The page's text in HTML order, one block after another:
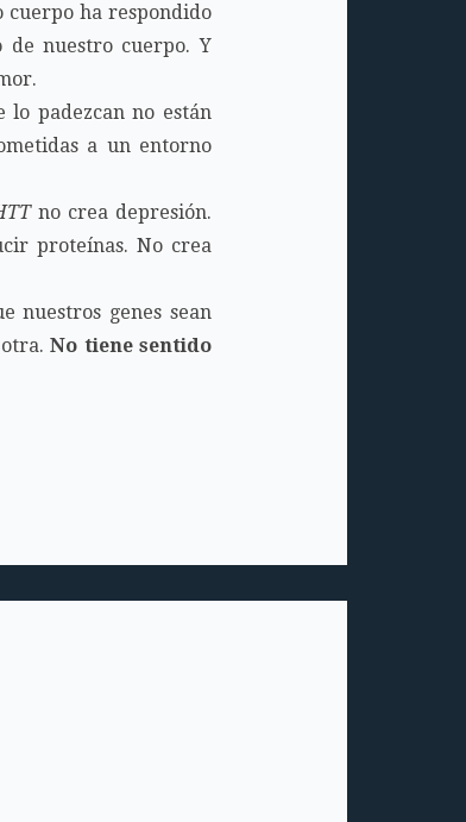
cuerpo ha respondido
de nuestro cuerpo. Y
lo padezcan no están
a un entorno
no crea depresión.
proteínas. No crea
nuestros genes sean
otra.No tiene sentido